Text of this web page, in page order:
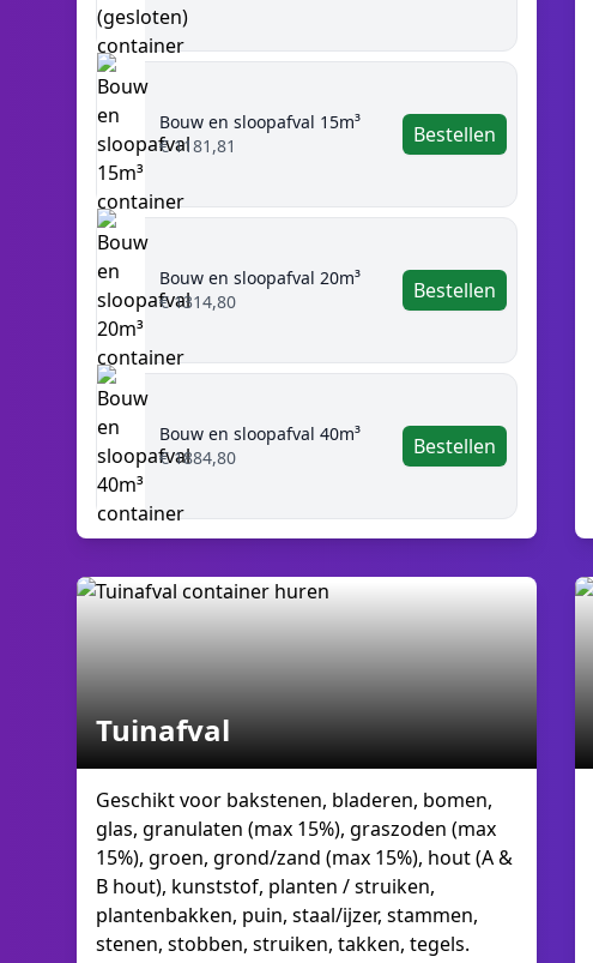
Bouw en sloopafval 15m³
€ 1181,81
Bestellen
Bouw en sloopafval 20m³
€ 1314,80
Bestellen
Bouw en sloopafval 40m³
€ 1884,80
Bestellen
Tuinafval
Geschikt voor bakstenen, bladeren, bomen,
glas, granulaten (max 15%), graszoden (max
15%), groen, grond/zand (max 15%), hout (A &
B hout), kunststof, planten / struiken,
plantenbakken, puin, staal/ijzer, stammen,
stenen, stobben, struiken, takken, tegels.